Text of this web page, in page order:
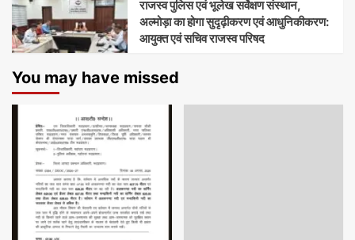
राजस्व पुलिस एवं भूलेख सर्वेक्षण संस्थान,
अल्मोड़ा का होगा सुदृढ़ीकरण एवं आधुनिकीकरण:
आयुक्त एवं सचिव राजस्व परिषद
You may have missed